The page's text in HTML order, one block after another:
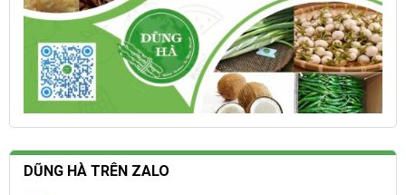
DŨNG HÀ TRÊN ZALO